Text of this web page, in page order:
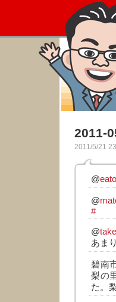
2011-
2011/5/21
@
@
#
@
あま
碧南
梨の
た。